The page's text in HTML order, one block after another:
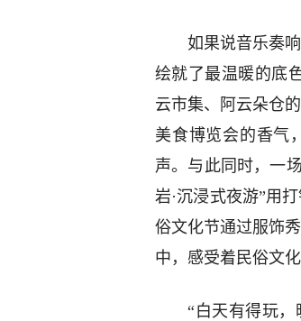
如果说音乐奏
绘就了最温暖的底
云市集、阿云朵仓
美食博览会的香气
声。与此同时，一
岩·沉浸式夜游”用
俗文化节通过服饰
中，感受着民俗文
“白天有得玩